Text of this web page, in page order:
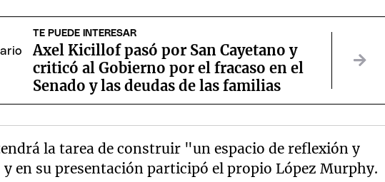
TE PUEDE INTERESAR
Axel Kicillof pasó por San Cayetano y
criticó al Gobierno por el fracaso en el
Senado y las deudas de las familias
la tarea de construir "un espacio de reflexión y
y en su presentación participó el propio López Murphy.